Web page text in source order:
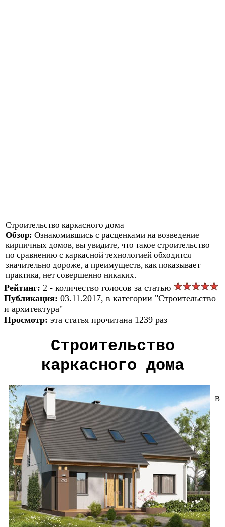
Строительство каркасного дома
Обзор: Ознакомившись с расценками на возведение
кирпичных домов, вы увидите, что такое строительство
по сравнению с каркасной технологией обходится
значительно дороже, а преимуществ, как показывает
практика, нет совершенно никаких.
Рейтинг: 2 - количество голосов за статью
Публикация: 03.11.2017, в категории "Строительство
и архитектура"
Просмотр: эта статья прочитана 1239 раз
Строительство
каркасного дома
В